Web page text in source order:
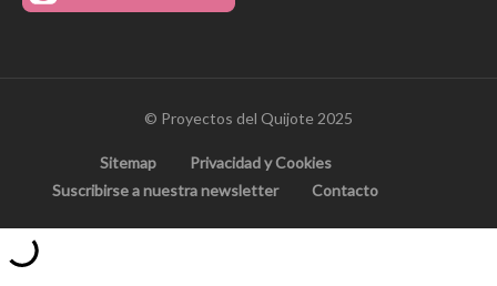
© Proyectos del Quijote 2025
Sitemap
Privacidad y Cookies
Suscribirse a nuestra newsletter
Contacto